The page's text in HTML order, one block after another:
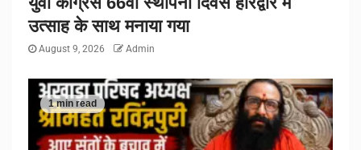
उत्साह के साथ मनाया गया
August 9, 2026 Admin
1 min read